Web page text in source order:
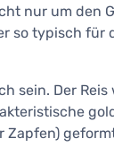
nur um den
so typisch für
sein. Der
Zapfen)